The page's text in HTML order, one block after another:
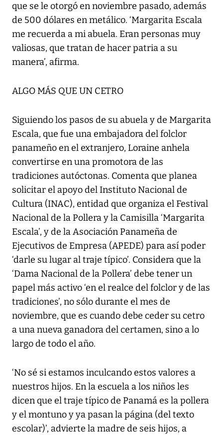
que se le otorgó en noviembre pasado, además
de 500 dólares en metálico. ‘Margarita Escala
me recuerda a mi abuela. Eran personas muy
valiosas, que tratan de hacer patria a su
manera’, afirma.
ALGO MÁS QUE UN CETRO
Siguiendo los pasos de su abuela y de Margarita
Escala, que fue una embajadora del folclor
panameño en el extranjero, Loraine anhela
convertirse en una promotora de las
tradiciones autóctonas. Comenta que planea
solicitar el apoyo del Instituto Nacional de
Cultura (INAC), entidad que organiza el Festival
Nacional de la Pollera y la Camisilla ‘Margarita
Escala’, y de la Asociación Panameña de
Ejecutivos de Empresa (APEDE) para así poder
‘darle su lugar al traje típico’. Considera que la
‘Dama Nacional de la Pollera’ debe tener un
papel más activo ‘en el realce del folclor y de las
tradiciones’, no sólo durante el mes de
noviembre, que es cuando debe ceder su cetro
a una nueva ganadora del certamen, sino a lo
largo de todo el año.
‘No sé si estamos inculcando estos valores a
nuestros hijos. En la escuela a los niños les
dicen que el traje típico de Panamá es la pollera
y el montuno y ya pasan la página (del texto
escolar)’, advierte la madre de seis hijos, a